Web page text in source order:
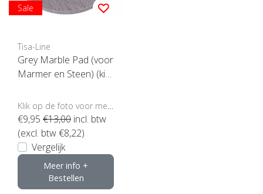
Sale
Tisa-Line
Grey Marble Pad (voor
Marmer en Steen) (kie
€9,95 €13,00 incl. btw
(excl. btw €8,22)
Vergelijk
Meer info +
Bestellen